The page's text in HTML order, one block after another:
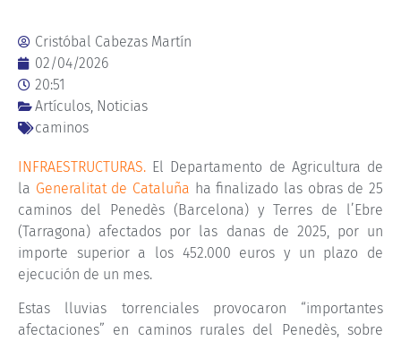
Cristóbal Cabezas Martín
02/04/2026
20:51
Artículos, Noticias
caminos
INFRAESTRUCTURAS. El Departamento de Agricultura de
la Generalitat de Cataluña ha finalizado las obras de 25
caminos del Penedès (Barcelona) y Terres de l’Ebre
(Tarragona) afectados por las danas de 2025, por un
importe superior a los 452.000 euros y un plazo de
ejecución de un mes.
Estas lluvias torrenciales provocaron “importantes
afectaciones” en caminos rurales del Penedès, sobre